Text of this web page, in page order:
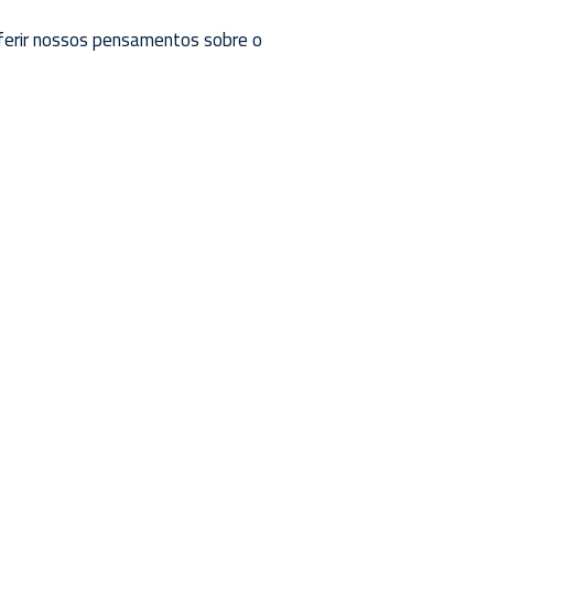
nossos pensamentos sobre o